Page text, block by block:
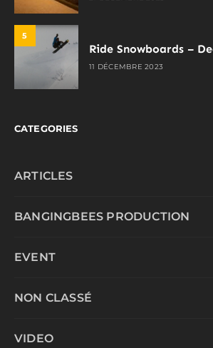
5
Ride Snowboards –
11 DÉCEMBRE 2023
CATEGORIES
ARTICLES
BANGINGBEES PRODUCTION
EVENT
NON CLASSÉ
VIDEO